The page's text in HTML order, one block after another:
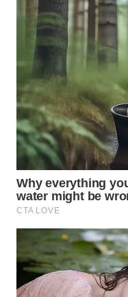
WN
DEPOK
TAPANULI
UTARA
WN
SAMOSIR
WN
PADANG
LAWAS
WN
SUMEDANG
WN